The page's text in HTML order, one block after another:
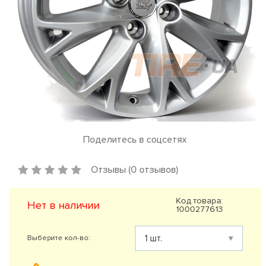
Поделитесь в соцсетях
Отзывы (0 отзывов)
Нет в наличии
Код товара:
1000277613
Выберите кол-во: